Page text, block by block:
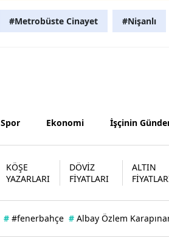
#Metrobüste Cinayet #Nişanlı
Spor Ekonomi İşçinin
KÖŞE
YAZARLARI
DÖVİZ
FİYATLARI
ALTIN
# #fenerbahçe # Albay Özlem